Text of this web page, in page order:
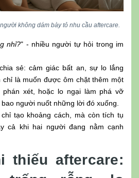
không dám bày tỏ nhu cầu aftercare.
nhỉ?" - nhiều người tự hỏi trong im
sẻ: cảm giác bất an, sự lo lắng
chỉ là muốn được ôm chặt thêm một
xét, hoặc lo ngại làm phá vỡ
người nuốt những lời đó xuống.
tạo khoảng cách, mà còn tích tụ
cả khi hai người đang nằm cạnh
thiếu aftercare: